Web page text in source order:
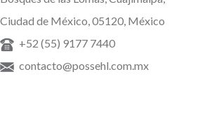
Ciudad de México, 05120, México
+52 (55) 9177 7440
contacto@possehl.com.mx